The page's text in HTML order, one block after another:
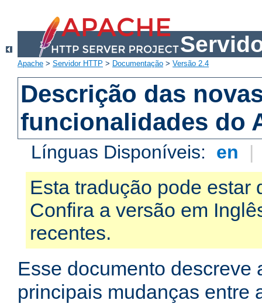
Apache > Servidor HTTP > Documentação > Versão 2.4
Descrição das
funcionalidades do
Línguas Disponíveis: en |
Esta tradução pode estar
Confira a versão em
recentes.
Esse documento descreve
principais mudanças entre